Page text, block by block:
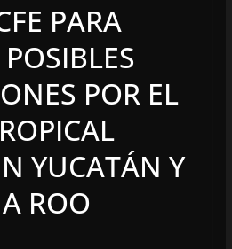
PARA
POR EL
YUCATÁN Y
ROO